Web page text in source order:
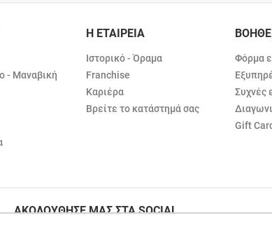
- Μαναβική
Η ΕΤΑΙΡΕΙΑ
Ιστορικό - Όραμα
Franchise
Καριέρα
Βρείτε το κατάστημά σας
Φόρμα
Συχνές
Gift
ΑΚΟΛΟΥΘΗΣΕ ΜΑΣ ΣΤΑ SOCIAL